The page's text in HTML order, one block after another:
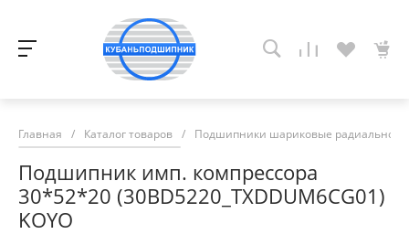
Главная / Каталог товаров / Подшипники шариковые радиально-
Подшипник имп. компрессора
30*52*20 (30BD5220_TXDDUM6CG01)
KOYO